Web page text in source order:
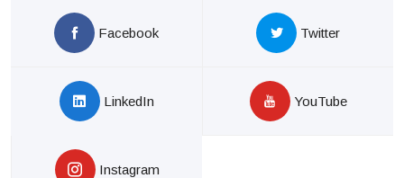
Facebook Twitter
LinkedIn YouTube
Instagram